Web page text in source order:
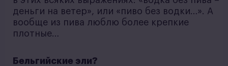
деньги на ветер», или «пиво без водки…». А
вообще из пива люблю более крепкие
плотные…
Бельгийские эли?